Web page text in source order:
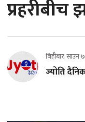
प्रहरीबीच
बिहीबार, साउन
ज्योति